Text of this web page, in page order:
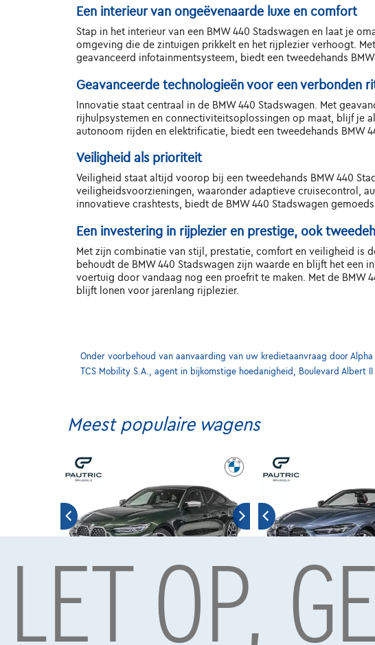
Een interieur van ongeëvenaarde luxe en comfort
Stap in het interieur van een BMW 440 Stadswagen en laat je
omgeving die de zintuigen prikkelt en het rijplezier verhoogt.
geavanceerd infotainmentsysteem, biedt een tweedehands
Geavanceerde technologieën voor een verbonden
Innovatie staat centraal in de BMW 440 Stadswagen. Met
rijhulpsystemen en connectiviteitsoplossingen op maat, blijf je
autonoom rijden en elektrificatie, biedt een tweedehands BMW
Veiligheid als prioriteit
Veiligheid staat altijd voorop bij een tweedehands BMW 440
veiligheidsvoorzieningen, waaronder adaptieve cruisecontrol,
innovatieve crashtests, biedt de BMW 440 Stadswagen
Een investering in rijplezier en prestige, ook
Met zijn combinatie van stijl, prestatie, comfort en veiligheid is
behoudt de BMW 440 Stadswagen zijn waarde en blijft het
voertuig door vandaag nog een proefrit te maken. Met de BMW
blijft lonen voor jarenlang rijplezier.
Onder voorbehoud van aanvaarding van uw kredietaanvraag door
TCS Mobility S.A., agent in bijkomstige hoedanigheid, Boulevard Albert II
Meest populaire wagens
BMW 440
04/2022
BMW 440
27.850 km
1
LET OP,